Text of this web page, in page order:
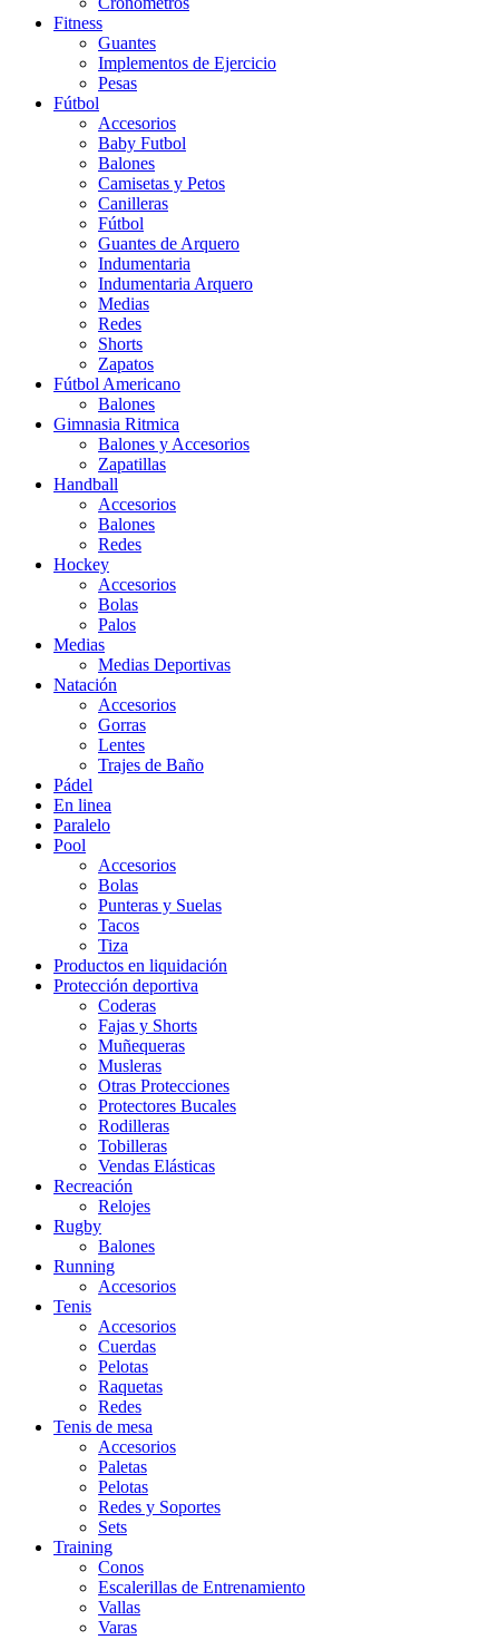
Fitness
Guantes
Implementos de Ejercicio
Pesas
Fútbol
Accesorios
Baby Futbol
Balones
Camisetas y Petos
Canilleras
Fútbol
Guantes de Arquero
Indumentaria
Indumentaria Arquero
Medias
Redes
Shorts
Zapatos
Fútbol Americano
Balones
Gimnasia Ritmica
Balones y Accesorios
Zapatillas
Handball
Accesorios
Balones
Redes
Hockey
Accesorios
Bolas
Palos
Medias
Medias Deportivas
Natación
Accesorios
Gorras
Lentes
Trajes de Baño
Pádel
En linea
Paralelo
Pool
Accesorios
Bolas
Punteras y Suelas
Tacos
Tiza
Productos en liquidación
Protección deportiva
Coderas
Fajas y Shorts
Muñequeras
Musleras
Otras Protecciones
Protectores Bucales
Rodilleras
Tobilleras
Vendas Elásticas
Recreación
Relojes
Rugby
Balones
Running
Accesorios
Tenis
Accesorios
Cuerdas
Pelotas
Raquetas
Redes
Tenis de mesa
Accesorios
Paletas
Pelotas
Redes y Soportes
Sets
Training
Conos
Escalerillas de Entrenamiento
Vallas
Varas